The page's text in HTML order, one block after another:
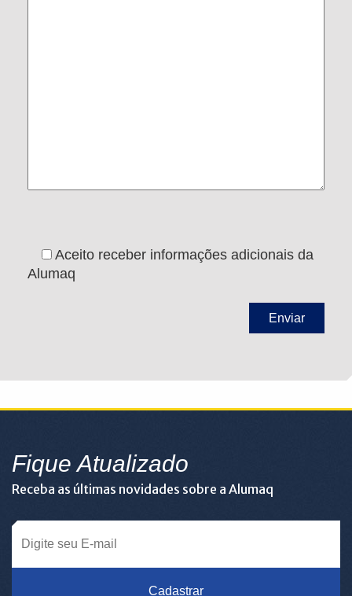
Aceito receber informações adicionais da
Alumaq
Fique Atualizado
Receba as últimas novidades sobre a Alumaq
Cadastrar